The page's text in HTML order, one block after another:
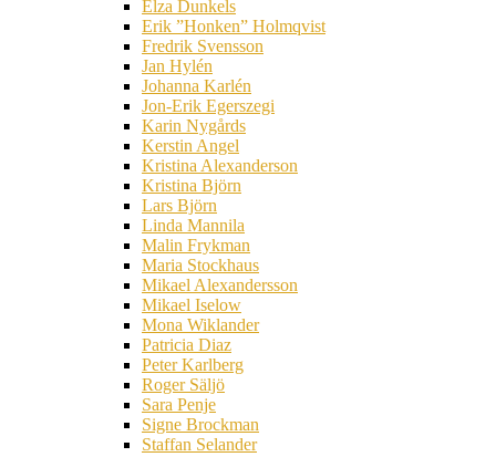
Elza Dunkels
Erik ”Honken” Holmqvist
Fredrik Svensson
Jan Hylén
Johanna Karlén
Jon-Erik Egerszegi
Karin Nygårds
Kerstin Angel
Kristina Alexanderson
Kristina Björn
Lars Björn
Linda Mannila
Malin Frykman
Maria Stockhaus
Mikael Alexandersson
Mikael Iselow
Mona Wiklander
Patricia Diaz
Peter Karlberg
Roger Säljö
Sara Penje
Signe Brockman
Staffan Selander